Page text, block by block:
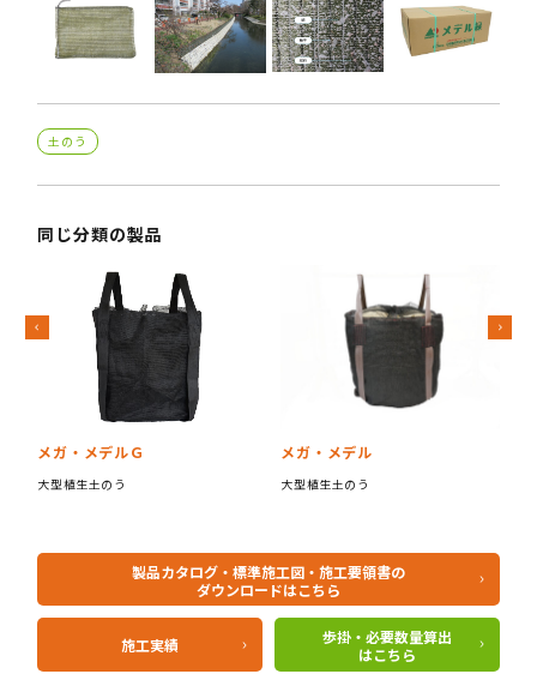
土のう
同じ分類の製品
Previous
メガ・メデルＧ
大型植生土のう
メガ・メデル
大型植生土のう
Next
製品カタログ・標準施工図・施工要領書の
ダウンロードはこちら
施工実績
歩掛・必要数量算出
はこちら